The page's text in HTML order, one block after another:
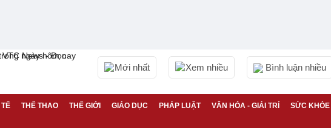
Mới nhất Xem nhiều Bình luận nhiều
THỂ THAO THẾ GIỚI GIÁO DỤC PHÁP LUẬT VĂN HÓA - GIẢI TRÍ SỨC KHỎE